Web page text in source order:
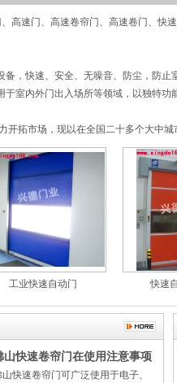
速门、高速卷帘门、高速卷门、快
快速、安全、无噪音、防尘，防止
室内外门出入场所等领域，以独特功
拓市场，现以在全国二十多个大中城
速门、高速卷帘门、高速卷门、快
，快速、安全、无噪音、防尘，防止
室内外门出入场所等领域，以独特功
拓市场，现以在全国二十多个大中城
工业快速自动门 快速自
山快速卷帘门在使用注意事项
山快速卷帘门可广泛使用于电子、